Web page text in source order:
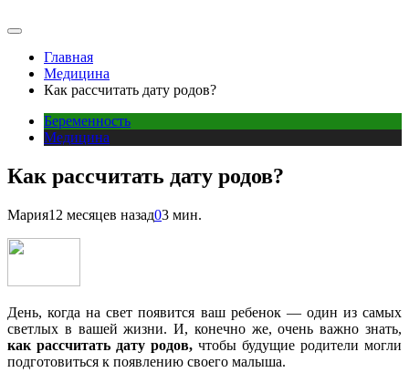
Главная
Медицина
Как рассчитать дату родов?
Беременность
Медицина
Как рассчитать дату родов?
Мария12 месяцев назад03 мин.
День, когда на свет появится ваш ребенок — один из самых
светлых в вашей жизни. И, конечно же, очень важно знать,
как рассчитать дату родов, чтобы будущие родители могли
подготовиться к появлению своего малыша.